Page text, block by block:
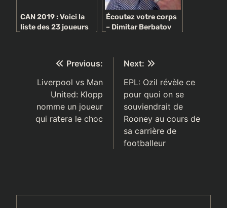
CAN 2019 : Voici la
liste des 23 joueurs
Écoutez votre corps
– Dimitar Berbatov
moment prendre sa
retraite
Navigation
de
l’article
Previous:
Liverpool vs Man
United: Klopp
nomme un joueur
qui ratera le choc
Next:
EPL: Ozil révèle ce
pour quoi on se
souviendrait de
Rooney au cours de
sa carrière de
footballeur